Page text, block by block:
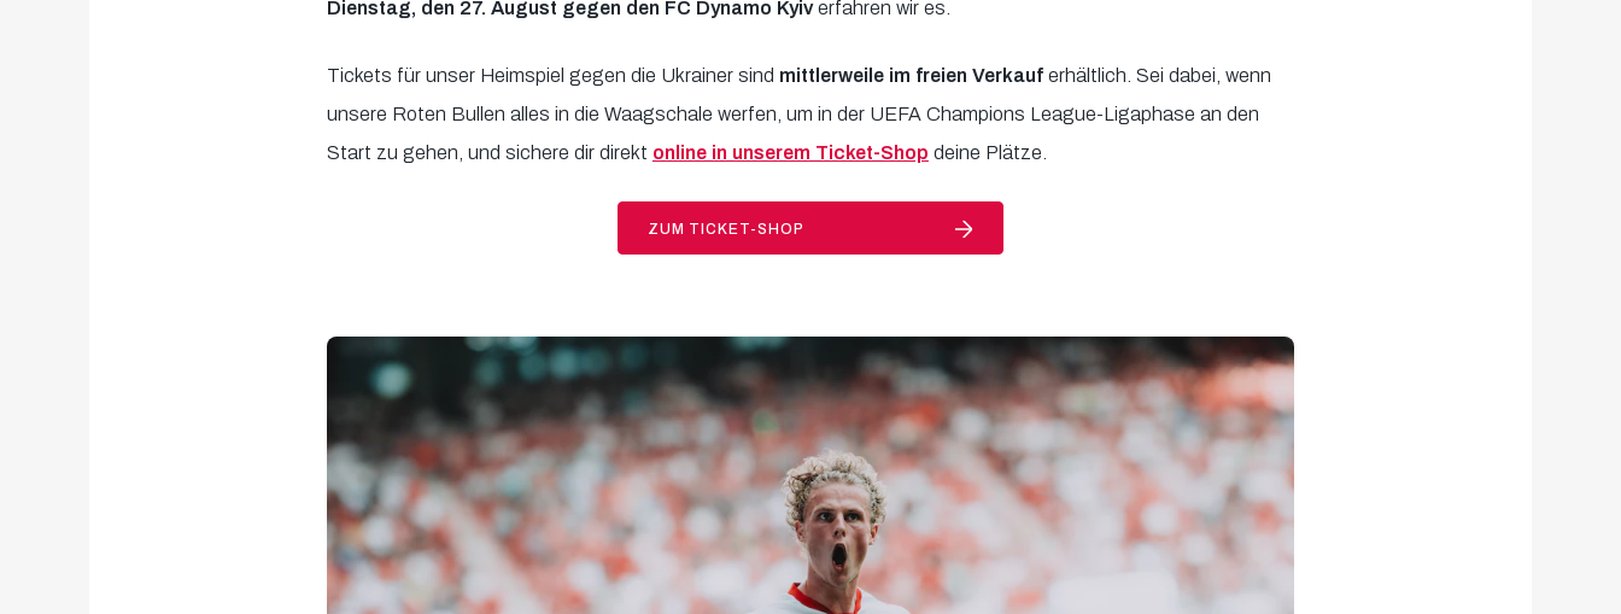
Dienstag, den 27. August gegen den FC Dynamo Kyiverfahren wir es.
Tickets für unser Heimspiel gegen die Ukrainer sind mittlerweile im freien Verkauf erhältlich. Sei dabei, wenn
unsere Roten Bullen alles in die Waagschale werfen, um in der UEFA Champions League-Ligaphase an den
Start zu gehen, und sichere dir direkt online in unserem Ticket-Shop deine Plätze.
ZUM TICKET-SHOP